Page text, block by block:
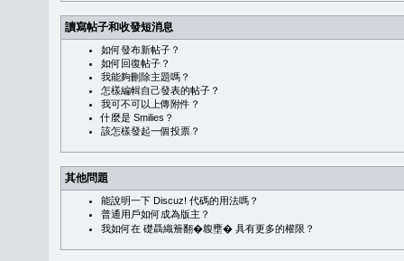
讀寫帖子和收發短消息
如何發布新帖子？
如何回復帖子？
我能夠刪除主題嗎？
怎樣編輯自己發表的帖子？
我可不可以上傳附件？
什麼是 Smilies？
該怎樣發起一個投票？
其他問題
能說明一下 Discuz! 代碼的用法嗎？
普通用戶如何成為版主？
我如何在 礎聶織簷翻�䪖壅� 具有更多的權限？